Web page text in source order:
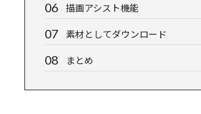
描画アシスト機能
素材としてダウンロード
まとめ